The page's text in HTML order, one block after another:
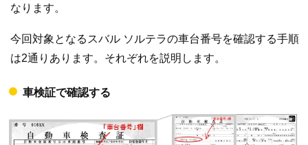
なります。
今回対象となるスバル ソルテラの車台番号を確認する手順
は2通りあります。それぞれを説明します。
車検証で確認する